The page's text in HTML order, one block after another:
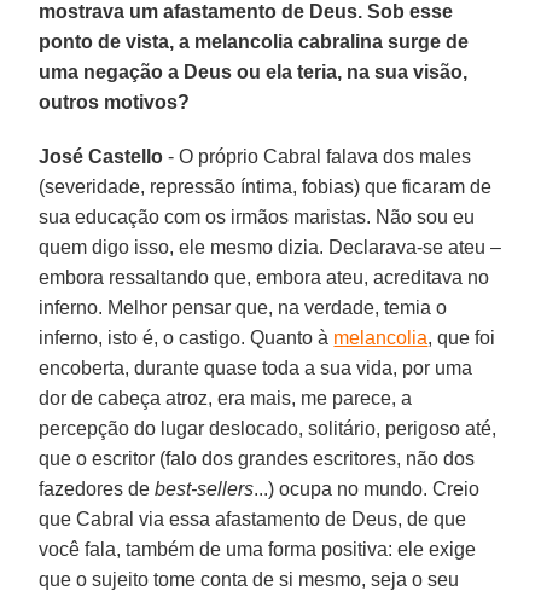
mostrava um afastamento de Deus. Sob esse
ponto de vista, a melancolia cabralina surge de
uma negação a Deus ou ela teria, na sua visão,
outros motivos?
José Castello - O próprio Cabral falava dos males
(severidade, repressão íntima, fobias) que ficaram de
sua educação com os irmãos maristas. Não sou eu
quem digo isso, ele mesmo dizia. Declarava-se ateu –
embora ressaltando que, embora ateu, acreditava no
inferno. Melhor pensar que, na verdade, temia o
inferno, isto é, o castigo. Quanto à melancolia, que foi
encoberta, durante quase toda a sua vida, por uma
dor de cabeça atroz, era mais, me parece, a
percepção do lugar deslocado, solitário, perigoso até,
que o escritor (falo dos grandes escritores, não dos
fazedores debest-sellers...) ocupa no mundo. Creio
que Cabral via essa afastamento de Deus, de que
você fala, também de uma forma positiva: ele exige
que o sujeito tome conta de si mesmo, seja o seu